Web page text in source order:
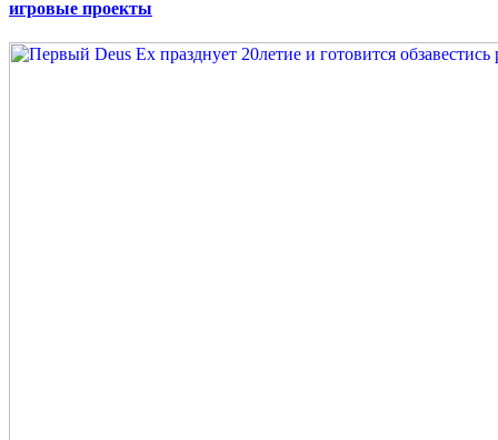
игровые проекты